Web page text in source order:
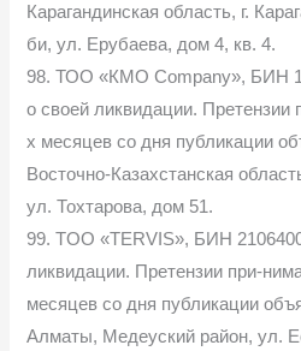
Карагандинская область, г.
би, ул. Ерубаева, дом 4, кв. 4.
98. ТОО «КМО Соmраnу», БИН
о своей ликвидации. Претензии
х месяцев со дня публикации
Восточно-Казахстанская
ул. Тохтарова, дом 51.
99. TOO «TERVIS», БИН
ликвидации. Претензии при-
месяцев со дня публикации
Алматы, Медеуский район, ул.